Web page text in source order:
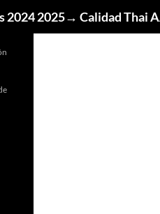
2024 2025→ Calidad Thai